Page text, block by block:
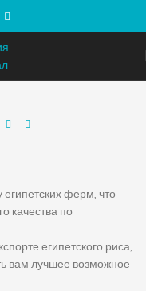
ферм, что
качества по
египетского риса,
вам лучшее возможное